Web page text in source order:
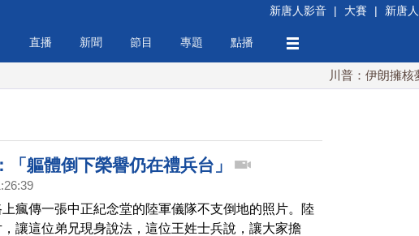
新唐人影音 | 大賽 | 新唐
直播 新聞 節目 專題 點播
川普：伊朗擁核夢
「軀體倒下榮譽仍在禮兵台」
瘋傳一張中正紀念堂的陸軍儀隊不支倒地的照片。陸
讓這位弟兄現身說法，這位王姓士兵說，讓大家擔